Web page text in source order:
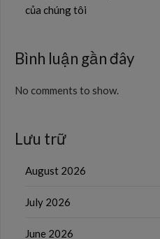
của chúng tôi
Bình luận gần đây
No comments to show.
Lưu trữ
August 2026
July 2026
June 2026